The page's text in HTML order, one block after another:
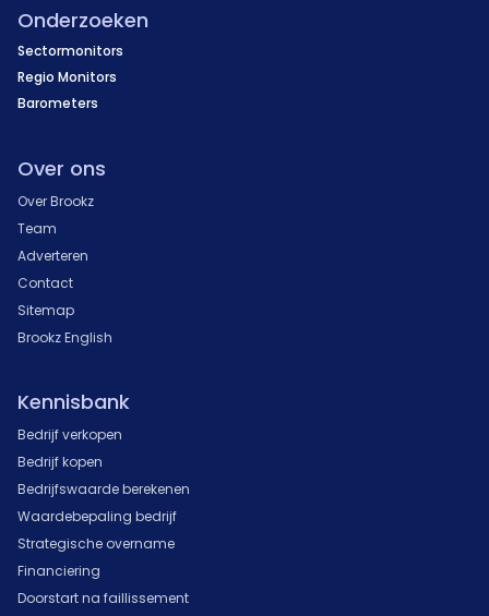
Onderzoeken
Sectormonitors
Regio Monitors
Barometers
Over ons
Over Brookz
Team
Adverteren
Contact
Sitemap
Brookz English
Kennisbank
Bedrijf verkopen
Bedrijf kopen
Bedrijfswaarde berekenen
Waardebepaling bedrijf
Strategische overname
Financiering
Doorstart na faillissement